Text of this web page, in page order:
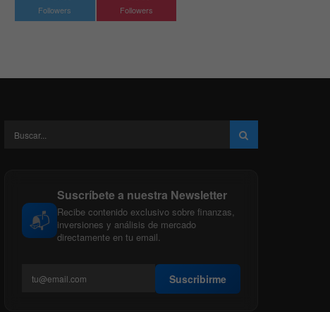
Followers Followers
📬
Suscríbete a nuestra Newsletter
Recibe contenido exclusivo sobre finanzas,
inversiones y análisis de mercado
directamente en tu email.
Suscribirme